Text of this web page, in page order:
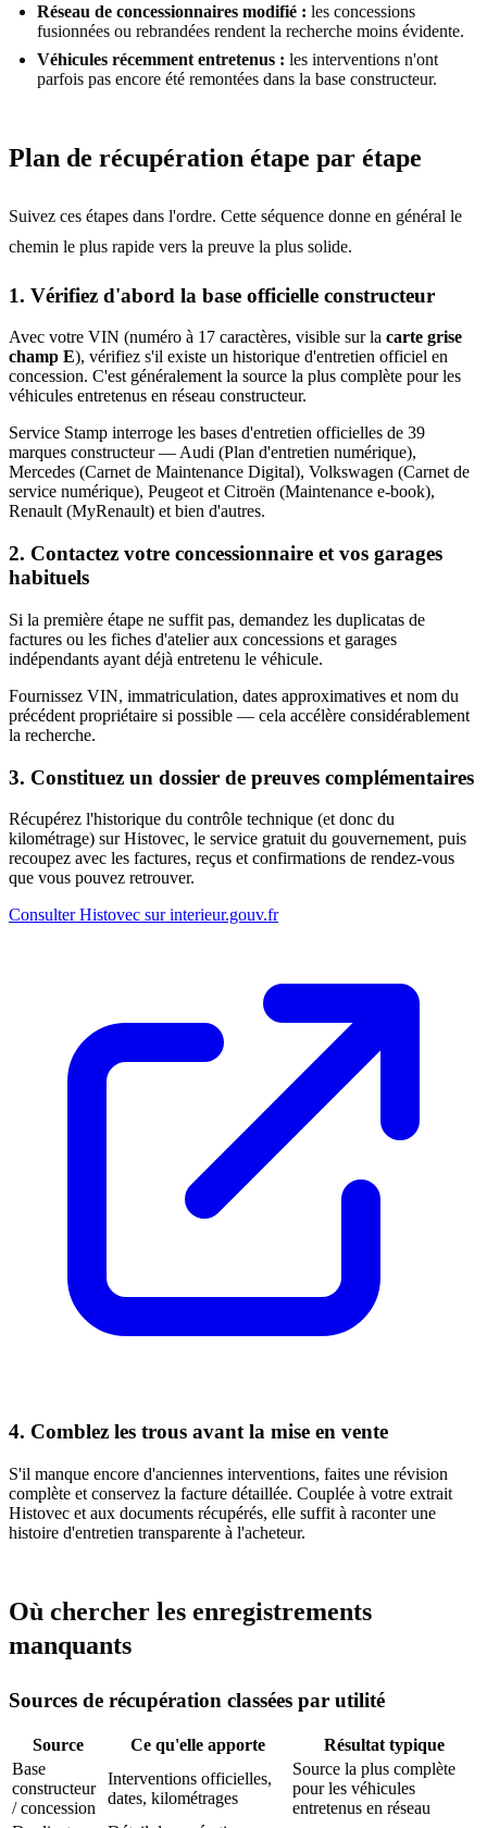
Réseau de concessionnaires modifié : les concessions
fusionnées ou rebrandées rendent la recherche moins évidente.
Véhicules récemment entretenus : les interventions n'ont
parfois pas encore été remontées dans la base constructeur.
Plan de récupération étape par étape
Suivez ces étapes dans l'ordre. Cette séquence donne en général le
chemin le plus rapide vers la preuve la plus solide.
1. Vérifiez d'abord la base officielle constructeur
Avec votre VIN (numéro à 17 caractères, visible sur la carte grise
champ E), vérifiez s'il existe un historique d'entretien officiel en
concession. C'est généralement la source la plus complète pour les
véhicules entretenus en réseau constructeur.
Service Stamp interroge les bases d'entretien officielles de 39
marques constructeur — Audi (Plan d'entretien numérique),
Mercedes (Carnet de Maintenance Digital), Volkswagen (Carnet de
service numérique), Peugeot et Citroën (Maintenance e-book),
Renault (MyRenault) et bien d'autres.
2. Contactez votre concessionnaire et vos garages
habituels
Si la première étape ne suffit pas, demandez les duplicatas de
factures ou les fiches d'atelier aux concessions et garages
indépendants ayant déjà entretenu le véhicule.
Fournissez VIN, immatriculation, dates approximatives et nom du
précédent propriétaire si possible — cela accélère considérablement
la recherche.
3. Constituez un dossier de preuves complémentaires
Récupérez l'historique du contrôle technique (et donc du
kilométrage) sur Histovec, le service gratuit du gouvernement, puis
recoupez avec les factures, reçus et confirmations de rendez-vous
que vous pouvez retrouver.
Consulter Histovec sur interieur.gouv.fr
4. Comblez les trous avant la mise en vente
S'il manque encore d'anciennes interventions, faites une révision
complète et conservez la facture détaillée. Couplée à votre extrait
Histovec et aux documents récupérés, elle suffit à raconter une
histoire d'entretien transparente à l'acheteur.
Où chercher les enregistrements
manquants
Sources de récupération classées par utilité
Source Ce qu'elle apporte
Résultat typique
Base
constructeur
/ concession
Interventions officielles,
dates, kilométrages
Source la plus complète
pour les véhicules
entretenus en réseau